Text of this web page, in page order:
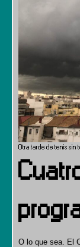
Otra tarde de tenis sin
O lo que sea. El